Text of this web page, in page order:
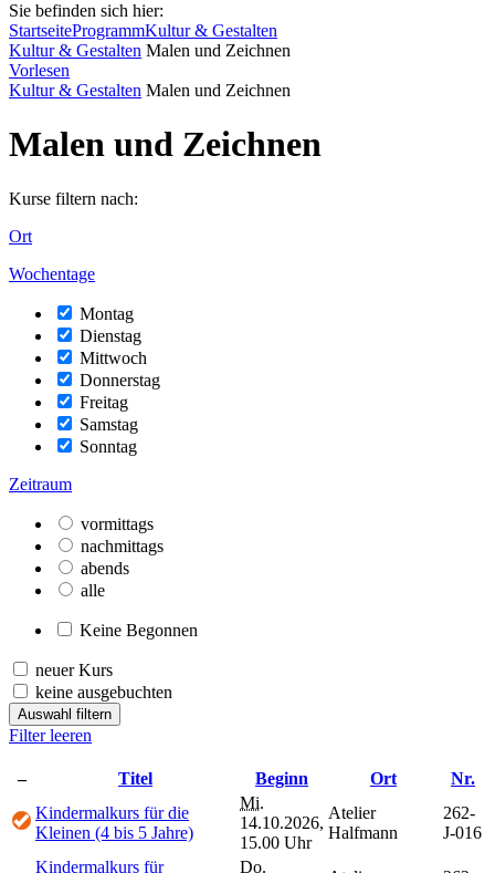
Sie befinden sich hier:
StartseiteProgrammKultur & Gestalten
Kultur & Gestalten Malen und Zeichnen
Vorlesen
Kultur & Gestalten Malen und Zeichnen
Malen und Zeichnen
Kurse filtern nach:
Ort
Wochentage
Montag
Dienstag
Mittwoch
Donnerstag
Freitag
Samstag
Sonntag
Zeitraum
vormittags
nachmittags
abends
alle
Keine Begonnen
neuer Kurs
keine ausgebuchten
Auswahl filtern
Filter leeren
– Titel Beginn Ort
Nr.
Kindermalkurs für die
Kleinen (4 bis 5 Jahre)
Mi.
14.10.2026,
15.00 Uhr
Atelier
Halfmann
262-
J-016
Kindermalkurs für
Do.